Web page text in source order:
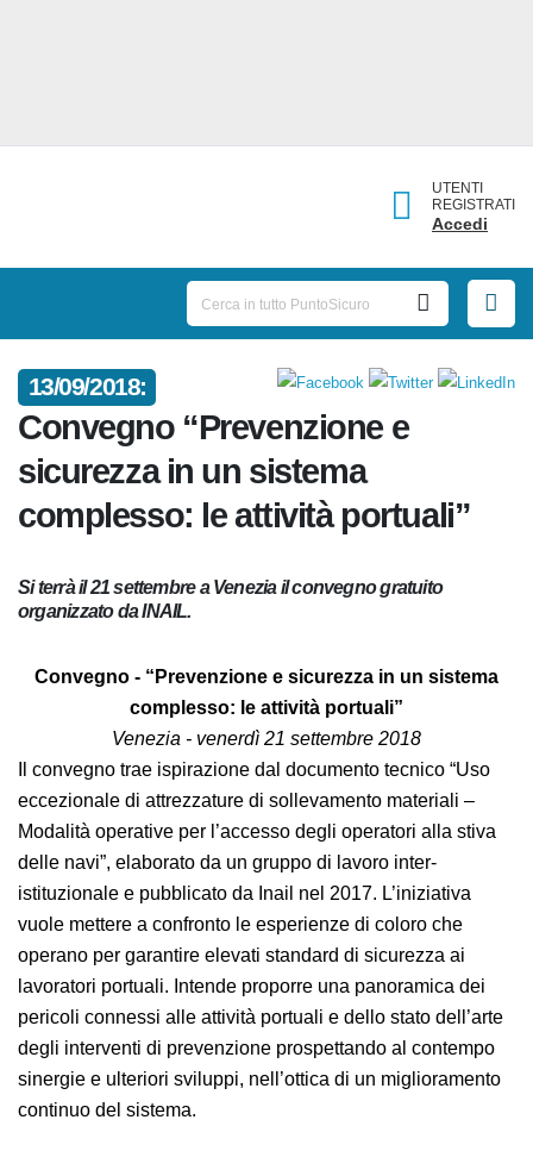
UTENTI
REGISTRATI
Accedi
13/09/2018:
Convegno “Prevenzione e
sicurezza in un sistema
complesso: le attività portuali”
Si terrà il 21 settembre a Venezia il convegno gratuito
organizzato da INAIL.
Convegno - “Prevenzione e sicurezza in un sistema
complesso: le attività portuali”
Venezia - venerdì 21 settembre 2018
Il convegno trae ispirazione dal documento tecnico
“Uso eccezionale di attrezzature di sollevamento
materiali – Modalità operative per l’accesso degli
operatori alla stiva delle navi”, elaborato da un gruppo
di lavoro inter-istituzionale e pubblicato da Inail nel
2017. L’iniziativa vuole mettere a confronto le
esperienze di coloro che operano per garantire elevati
standard di sicurezza ai lavoratori portuali. Intende
proporre una panoramica dei pericoli connessi alle
attività portuali e dello stato dell’arte degli interventi di
prevenzione prospettando al contempo sinergie e
ulteriori sviluppi, nell’ottica di un miglioramento